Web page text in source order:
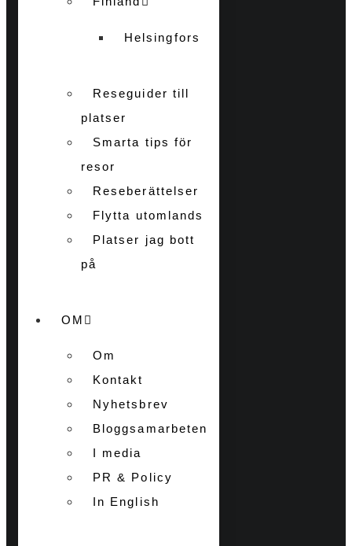
Helsingfors
Reseguider till
platser
Smarta tips för
resor
Reseberättelser
Flytta utomlands
Platser jag bott
på
OM
Om
Kontakt
Nyhetsbrev
Bloggsamarbeten
I media
PR & Policy
In English